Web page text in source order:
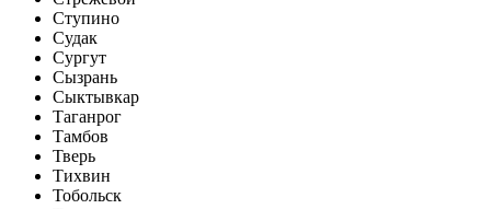
Ступино
Судак
Сургут
Сызрань
Сыктывкар
Таганрог
Тамбов
Тверь
Тихвин
Тобольск